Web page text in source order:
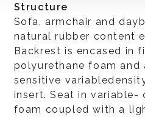
Structure
Sofa, armchair and
natural rubber content
Backrest is encased in
polyurethane foam and
sensitive
insert. Seat in variable-
foam coupled with a